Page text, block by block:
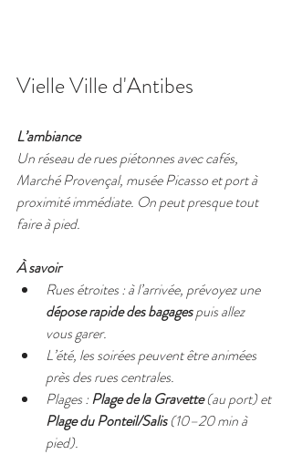
Vielle Ville d'Antibes
L’ambiance
Un réseau de rues piétonnes avec cafés,
Marché Provençal, musée Picasso et port à
proximité immédiate. On peut presque tout
faire à pied.
À savoir
Rues étroites : à l’arrivée, prévoyez une
dépose rapide des bagages puis allez
vous garer.
L’été, les soirées peuvent être animées
près des rues centrales.
Plages : Plage de la Gravette (au port) et
Plage du Ponteil/Salis (10–20 min à
pied).